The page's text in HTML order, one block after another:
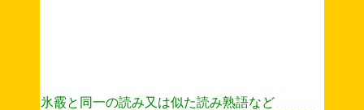
氷霰と同一の読み又は似た読み熟語など